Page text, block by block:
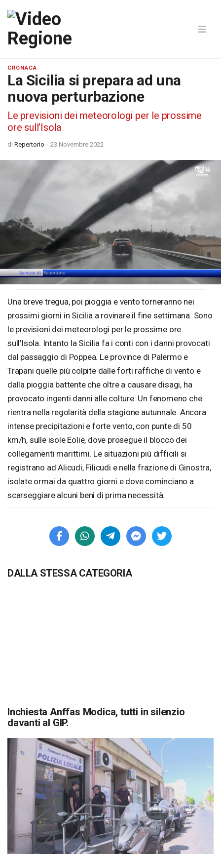
CRONACA
La Sicilia si prepara ad una
nuova perturbazione
Le previsioni dei meteorologi per le prossime
ore sull’Isola
di Repertorio - 23 Novembre 2022
Loaded
Una breve tregua, poi pioggia e vento torneranno nei
prossimi giorni in Sicilia a rovinare il fine settimana. Sono
le previsioni dei meteorologi per le prossime ore
sull’Isola. Intanto la Sicilia fa i conti con i danni provocati
dal passaggio di Poppea. Le province di Palermo e
Trapani quelle più colpite dalle forti raffiche di vento e
dalla pioggia battente che oltre a causare disagi, ha
provocato ingenti danni alle colture. Un fenomeno che
rientra nella regolarità della stagione autunnale. Ancora
intense precipitazioni e forte vento, con punte di 50
km/h, sulle isole Eolie, dove prosegue il blocco dei
collegamenti marittimi. Le situazioni più difficili si
registrano ad Alicudi, Filicudi e nella frazione di Ginostra,
isolate ormai da quattro giorni e dove cominciano a
scarseggiare alcuni beni di prima necessità.
DALLA STESSA CATEGORIA
Inchiesta Anffas Modica, tutti in silenzio
davanti al GIP.